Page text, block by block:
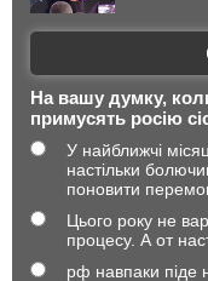
На вашу думку, коли
примусять росію
У найближчі
настільки
поновити
Цього року не
процесу. А от
рф навпаки піде